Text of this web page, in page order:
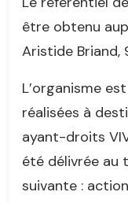
être obtenu
Aristide Briand,
L’organisme
réalisées à
ayant-droits
été délivrée au
suivante :